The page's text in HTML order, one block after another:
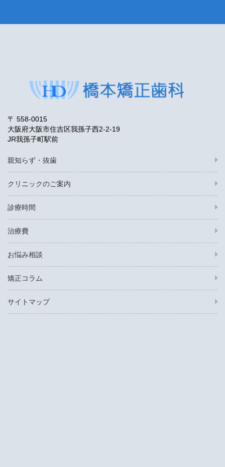
〒 558-0015
大阪府大阪市住吉区我孫子西2-2-19
JR我孫子町駅前
親知らず・抜歯
クリニックのご案内
診療時間
治療費
お悩み相談
矯正コラム
サイトマップ